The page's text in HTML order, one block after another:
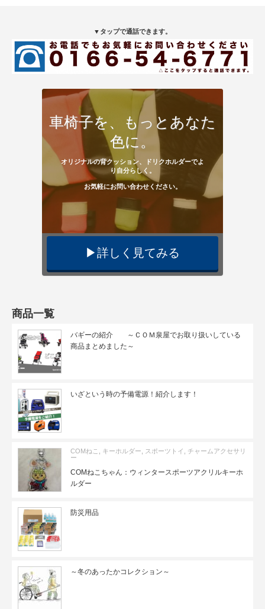
▼タップで通話できます。
車椅子を、もっとあなた
色に。
オリジナルの背クッション、ドリクホルダーでよ
り自分らしく。
お気軽にお問い合わせください。
▶︎詳しく見てみる
商品一覧
バギーの紹介 ～ＣＯＭ泉屋でお取り扱いしている
商品まとめました～
いざという時の予備電源！紹介します！
COMねこ キーホルダー スポーツトイ
チャームアクセサリ
ー
COMねこちゃん：ウィンタースポーツアクリルキーホ
ルダー
防災用品
～冬のあったかコレクション～